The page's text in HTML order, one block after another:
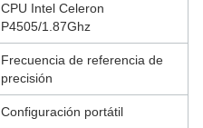
CPU Intel Celeron
P4505/1.87Ghz
Frecuencia de referencia de
precisión
Configuración portátil